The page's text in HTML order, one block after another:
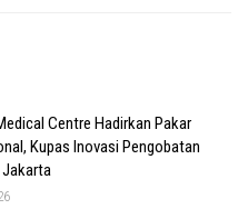
Centre Hadirkan Pakar
Kupas Inovasi Pengobatan
Jakarta